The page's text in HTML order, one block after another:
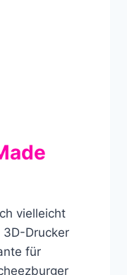
vielleicht
3D-Drucker
für